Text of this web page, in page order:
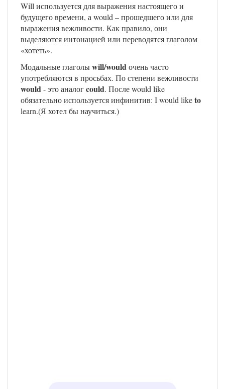
Will используется для выражения настоящего и
будущего времени, а would – прошедшего или для
выражения вежливости. Как правило, они
выделяются интонацией или переводятся глаголом
«хотеть».
Модальные глаголыwill/wouldочень часто
употребляются в просьбах. По степени вежливости
would- это аналогcould. После would like
обязательно используется инфинитив: I would liketo
learn.(Я хотел бы научиться.)